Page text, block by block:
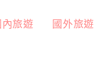
內旅遊 國外旅遊